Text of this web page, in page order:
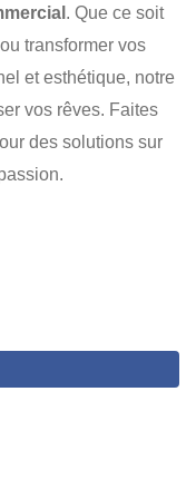
. Que ce soit
transformer vos
et esthétique, notre
vos rêves. Faites
des solutions sur